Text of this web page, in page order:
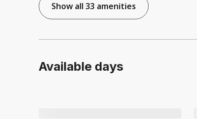
Show all 33 amenities
Available days